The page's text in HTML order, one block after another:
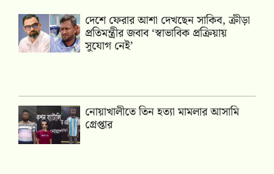
দেশে ফেরার আশা দেখছেন সাকিব, ক্রীড়া
প্রতিমন্ত্রীর জবাব ‘স্বাভাবিক প্রক্রিয়ায়
সুযোগ নেই’
নোয়াখালীতে তিন হত্যা মামলার আসামি
গ্রেপ্তার